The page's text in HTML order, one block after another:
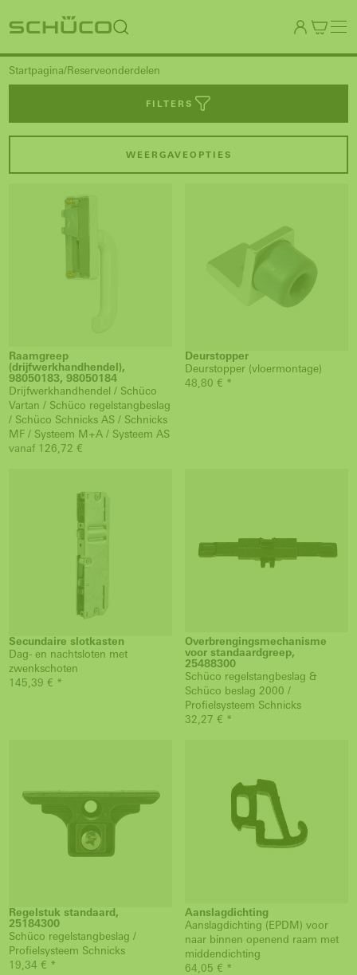
Startpagina Reserveonderdelen
FILTERS
WEERGAVEOPTIES
Raamgreep
(drijfwerkhandhendel),
98050183, 98050184
Drijfwerkhandhendel / Schüco
Vartan / Schüco regelstangbeslag
/ Schüco Schnicks AS / Schnicks
MF / Systeem M+A / Systeem AS
vanaf 126,72 €
Deurstopper
Deurstopper (vloermontage)
48,80 € *
Secundaire slotkasten
Dag- en nachtsloten met
zwenkschoten
145,39 € *
Overbrengingsmechanisme
voor standaardgreep,
25488300
Schüco regelstangbeslag &
Schüco beslag 2000 /
Profielsysteem Schnicks
32,27 € *
Regelstuk standaard,
25184300
Schüco regelstangbeslag /
Profielsysteem Schnicks
19,34 € *
Aanslagdichting
Aanslagdichting (EPDM) voor
naar binnen openend raam met
middendichting
64,05 € *